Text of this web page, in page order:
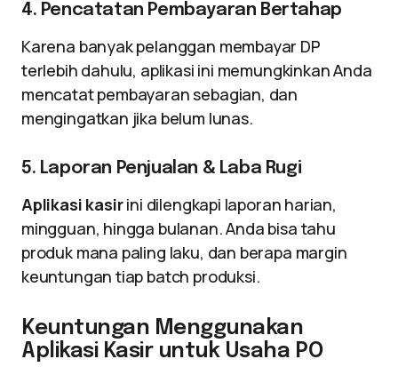
4. Pencatatan Pembayaran Bertahap
Karena banyak pelanggan membayar DP
terlebih dahulu, aplikasi ini memungkinkan Anda
mencatat pembayaran sebagian, dan
mengingatkan jika belum lunas.
5. Laporan Penjualan & Laba Rugi
Aplikasi kasirini dilengkapi laporan harian,
mingguan, hingga bulanan. Anda bisa tahu
produk mana paling laku, dan berapa margin
keuntungan tiap batch produksi.
Keuntungan Menggunakan
Aplikasi Kasir untuk Usaha PO